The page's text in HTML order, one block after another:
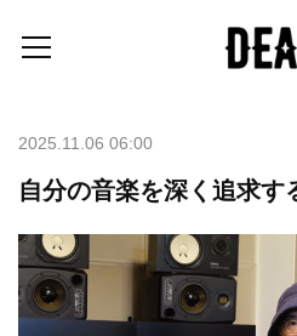
2025.11.06 06:00
自分の音楽を深く追求す